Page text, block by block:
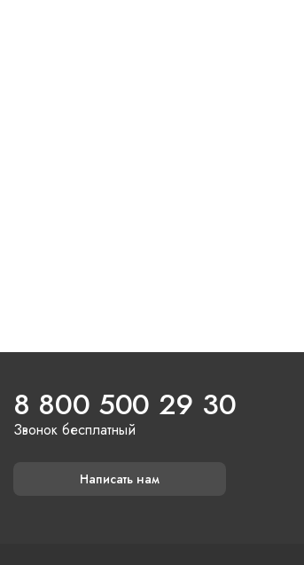
8 800 500 29 30
Звонок бесплатный
Написать нам